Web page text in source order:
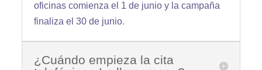
oficinas comienza el 1 de junio y la campaña
finaliza el 30 de junio.
¿Cuándo empieza la cita